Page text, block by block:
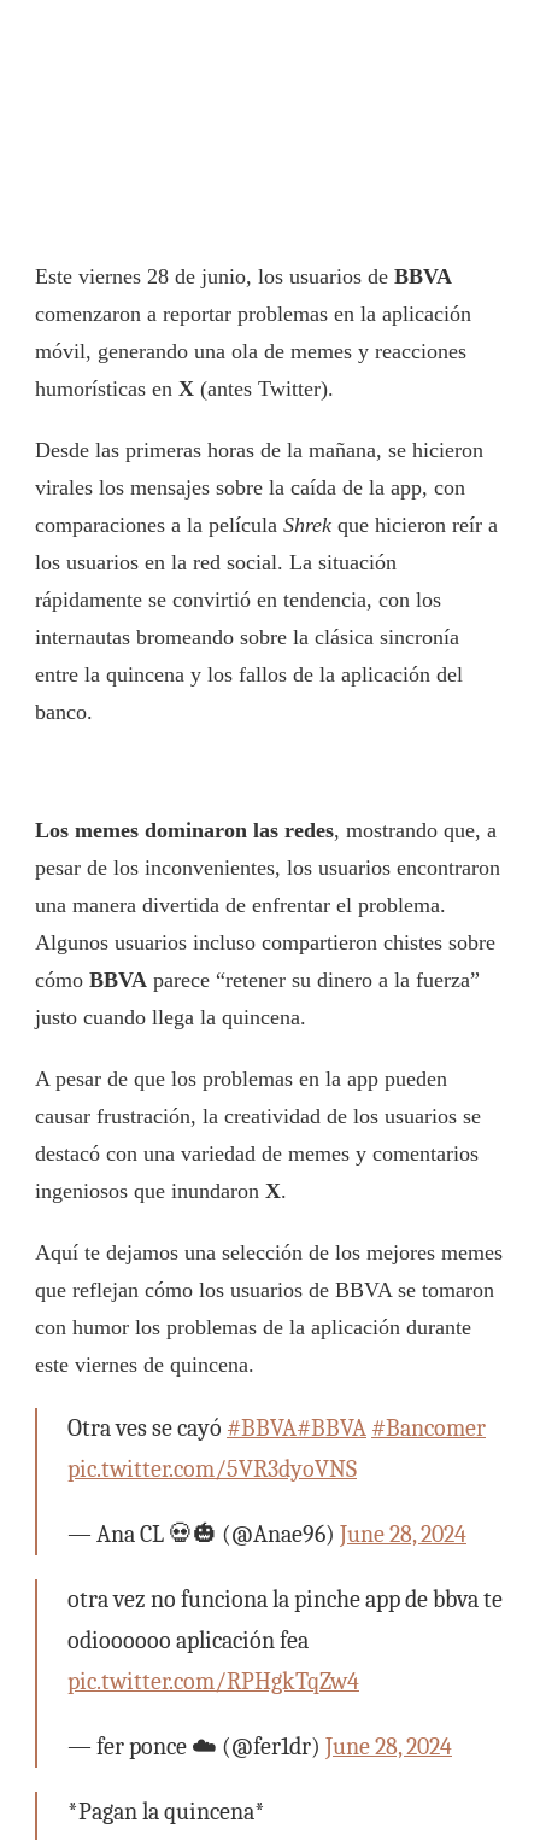
Este viernes 28 de junio, los usuarios de BBVA
comenzaron a reportar problemas en la aplicación
móvil, generando una ola de memes y reacciones
humorísticas en X (antes Twitter).
Desde las primeras horas de la mañana, se hicieron
virales los mensajes sobre la caída de la app, con
comparaciones a la película Shrek que hicieron reír a
los usuarios en la red social. La situación
rápidamente se convirtió en tendencia, con los
internautas bromeando sobre la clásica sincronía
entre la quincena y los fallos de la aplicación del
banco.
Los memes dominaron las redes, mostrando que, a
pesar de los inconvenientes, los usuarios encontraron
una manera divertida de enfrentar el problema.
Algunos usuarios incluso compartieron chistes sobre
cómo BBVA parece “retener su dinero a la fuerza”
justo cuando llega la quincena.
A pesar de que los problemas en la app pueden
causar frustración, la creatividad de los usuarios se
destacó con una variedad de memes y comentarios
ingeniosos que inundaron X.
Aquí te dejamos una selección de los mejores memes
que reflejan cómo los usuarios de BBVA se tomaron
con humor los problemas de la aplicación durante
este viernes de quincena.
Otra ves se cayó #BBVA#BBVA #Bancomer
pic.twitter.com/5VR3dyoVNS
— Ana CL 💀🎃 (@Anae96) June 28, 2024
otra vez no funciona la pinche app de bbva te
odioooooo aplicación fea
pic.twitter.com/RPHgkTqZw4
— fer ponce ☁️ (@fer1dr) June 28, 2024
*Pagan la quincena*